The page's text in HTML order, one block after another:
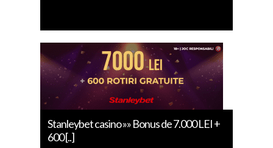
Stanleybet casino »» Bonus de 7.000 LEI +
600 [..]